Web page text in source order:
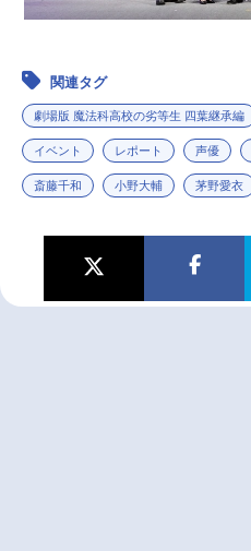
関連タグ
劇場版 魔法科高校の劣等生 四葉継承編
イベント レポート 声優
斎藤千和 小野大輔 茅野愛衣